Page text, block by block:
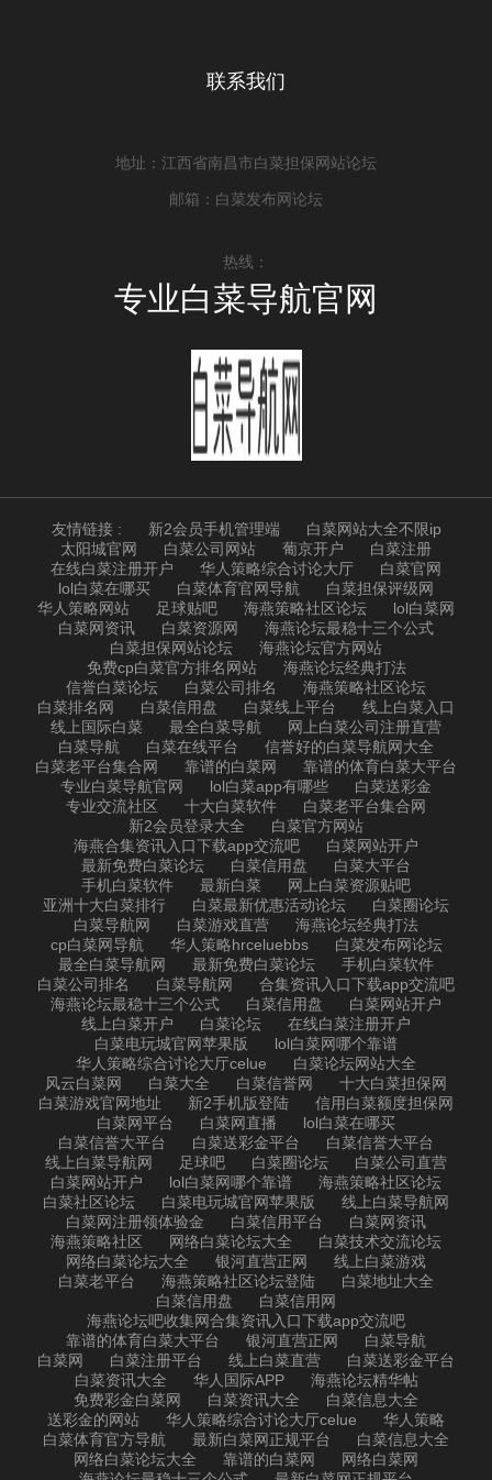
联系我们
地址：江西省南昌市白菜担保网站论坛
邮箱：白菜发布网论坛
热线：
专业白菜导航官网
友情链接 : 新2会员手机管理端
白菜网站大全不限ip
太阳城官网
白菜公司网站 葡京开户
白菜注册
在线白菜注册开户
华人策略综合讨论大厅
白菜官网
lol白菜在哪买
白菜体育官网导航
白菜担保评级网
华人策略网站
足球贴吧 海燕策略社区论坛
lol白菜网
白菜网资讯
白菜资源网
海燕论坛最稳十三个公式
白菜担保网站论坛
海燕论坛官方网站
免费cp白菜官方排名网站
海燕论坛经典打法
信誉白菜论坛
白菜公司排名
海燕策略社区论坛
白菜排名网
白菜信用盘 白菜线上平台
线上白菜入口
线上国际白菜
最全白菜导航
网上白菜公司注册直营
白菜导航
白菜在线平台
信誉好的白菜导航网大全
白菜老平台集合网
靠谱的白菜网
靠谱的体育白菜大平台
专业白菜导航官网
lol白菜app有哪些
白菜送彩金
专业交流社区
十大白菜软件
白菜老平台集合网
新2会员登录大全
白菜官方网站
海燕合集资讯入口下载app交流吧
白菜网站开户
最新免费白菜论坛
白菜信用盘
白菜大平台
手机白菜软件
最新白菜
网上白菜资源贴吧
亚洲十大白菜排行
白菜最新优惠活动论坛
白菜圈论坛
白菜导航网
白菜游戏直营
海燕论坛经典打法
cp白菜网导航
华人策略hrceluebbs
白菜发布网论坛
最全白菜导航网
最新免费白菜论坛
手机白菜软件
白菜公司排名
白菜导航网
合集资讯入口下载app交流吧
海燕论坛最稳十三个公式
白菜信用盘
白菜网站开户
线上白菜开户
白菜论坛
在线白菜注册开户
白菜电玩城官网苹果版
lol白菜网哪个靠谱
华人策略综合讨论大厅celue
白菜论坛网站大全
风云白菜网
白菜大全 白菜信誉网
十大白菜担保网
白菜游戏官网地址
新2手机版登陆
信用白菜额度担保网
白菜网平台
白菜网直播
lol白菜在哪买
白菜信誉大平台
白菜送彩金平台
白菜信誉大平台
线上白菜导航网
足球吧 白菜圈论坛
白菜公司直营
白菜网站开户
lol白菜网哪个靠谱
海燕策略社区论坛
白菜社区论坛
白菜电玩城官网苹果版
线上白菜导航网
白菜网注册领体验金
白菜信用平台
白菜网资讯
海燕策略社区
网络白菜论坛大全
白菜技术交流论坛
网络白菜论坛大全
银河直营正网
线上白菜游戏
白菜老平台
海燕策略社区论坛登陆
白菜地址大全
白菜信用盘
白菜信用网
海燕论坛吧收集网合集资讯入口下载app交流吧
靠谱的体育白菜大平台
银河直营正网
白菜导航
白菜网
白菜注册平台 线上白菜直营
白菜送彩金平台
白菜资讯大全
华人国际APP
海燕论坛精华帖
免费彩金白菜网
白菜资讯大全
白菜信息大全
送彩金的网站
华人策略综合讨论大厅celue
华人策略
白菜体育官方导航
最新白菜网正规平台
白菜信息大全
网络白菜论坛大全
靠谱的白菜网
网络白菜网